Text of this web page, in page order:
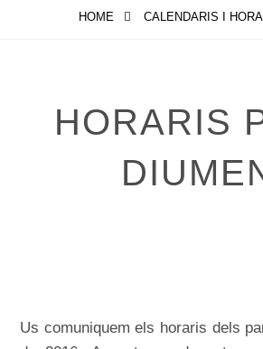
HOME CALENDARIS I
HORARIS
Us comuniquem els horaris dels